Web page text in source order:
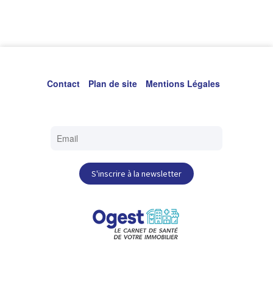
Contact Plan de site Mentions Légales